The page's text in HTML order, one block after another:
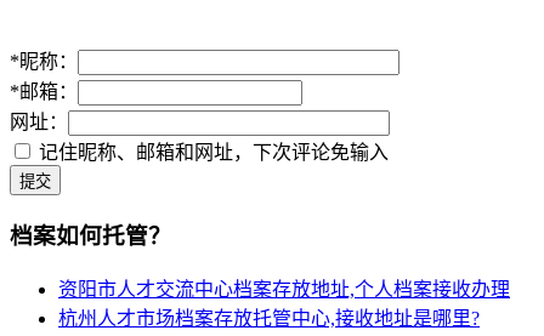
*昵称：
*邮箱：
网址：
记住昵称、邮箱和网址，下次评论免输入
提交
档案如何托管？
资阳市人才交流中心档案存放地址,个人档案接收办理
杭州人才市场档案存放托管中心,接收地址是哪里?